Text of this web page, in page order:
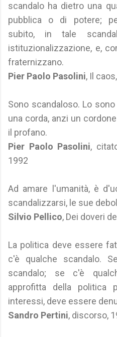
scandalo ha dietro una
pubblica o di potere;
subito, in tale
istituzionalizzazione, e,
fraternizzano.
Pier Paolo Pasolini, Il
Sono scandaloso. Lo
una corda, anzi un
il profano.
Pier Paolo Pasolini,
1992
Ad amare l'umanità, è
scandalizzarsi, le sue
Silvio Pellico, Dei doveri
La politica deve essere
c'è qualche scandalo.
scandalo; se c'è
approfitta della
interessi, deve essere
Sandro Pertini, discorso,